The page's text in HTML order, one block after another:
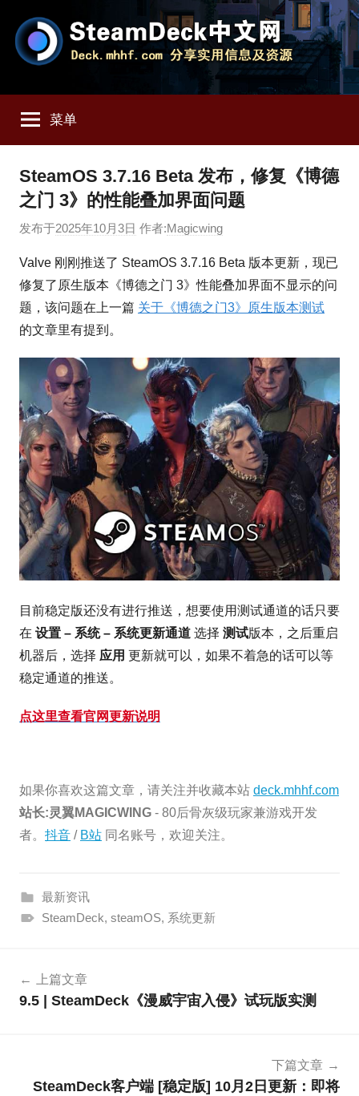
SteamDeck
中
文
网
享
SteamDeck
用
信
资
源
菜单
SteamOS 3.7.16 Beta 发布，修复《博德
之门 3》的性能叠加界面问题
发布于2025年10月3日 作者:Magicwing
Valve 刚刚推送了 SteamOS 3.7.16 Beta 版本更新，现已
修复了原生版本《博德之门 3》性能叠加界面不显示的问
题，该问题在上一篇 关于《博德之门3》原生版本测试
的文章里有提到。
目前稳定版还没有进行推送，想要使用测试通道的话只要
在 设置 – 系统 – 系统更新通道 选择 测试版本，之后重启
机器后，选择 应用 更新就可以，如果不着急的话可以等
稳定通道的推送。
点这里查看官网更新说明
如果你喜欢这篇文章，请关注并收藏本站 deck.mhhf.com
站长:灵翼MAGICWING - 80后骨灰级玩家兼游戏开发
者。 抖音 / B站 同名账号，欢迎关注。
最新资讯
SteamDeck, steamOS, 系统更新
章
上篇文章
9.5 | SteamDeck《漫威宇宙入侵》试玩版实测
下篇文章
SteamDeck客户端 [稳定版] 10月2日更新：即将